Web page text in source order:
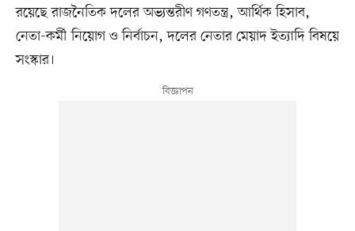
রয়েছে রাজনৈতিক দলের অভ্যন্তরীণ গণতন্ত্র, আর্থিক হিসাব,
নেতা-কর্মী নিয়োগ ও নির্বাচন, দলের নেতার মেয়াদ ইত্যাদি বিষয়ে
সংস্কার।